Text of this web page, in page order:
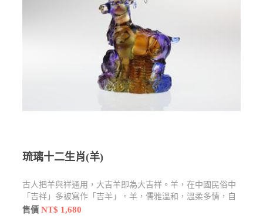
琉璃十二生肖(羊)
古人把羊與祥通用，大吉羊即為大吉祥。羊，在中國民俗中
「吉祥」多被寫作「吉羊」。羊，儒雅溫和，溫柔多情，自
古便為與中國先民朝夕相處之夥伴，深受人們喜愛。
售價NT$ 1,680